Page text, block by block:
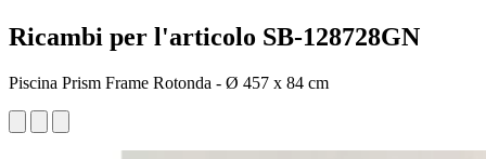
Ricambi per l'articolo SB-128728GN
Piscina Prism Frame Rotonda - Ø 457 x 84 cm